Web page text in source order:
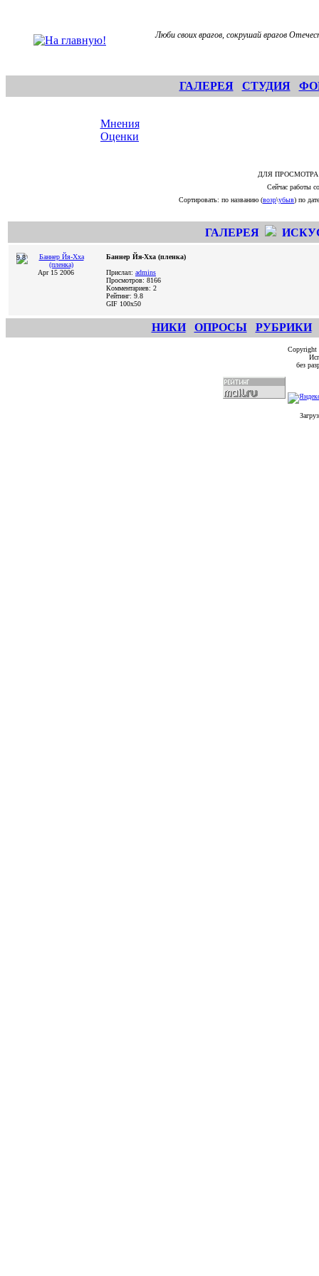
Люби своих врагов, сокрушай врагов
ГАЛЕРЕЯ СТУДИЯ
Мнения
Оценки
ДЛЯ
Сейчас работы
Сортировать: по названию (возр\убыв) по
ГАЛЕРЕЯ
9.8
Apr 15 2006
Баннер Йя-Хха (пленка)
Прислал: admins
Просмотров: 8166
Комментариев: 2
Рейтинг: 9.8
GIF 100x50
НИКИ ОПРОСЫ РУБРИКИ
без